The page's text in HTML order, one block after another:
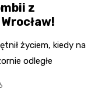
z
życiem, kiedy na
odległe